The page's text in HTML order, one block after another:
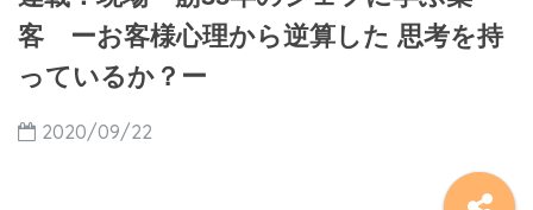
客 ーお客様心理から逆算した 思考を持
っているか？ー
2020/09/22